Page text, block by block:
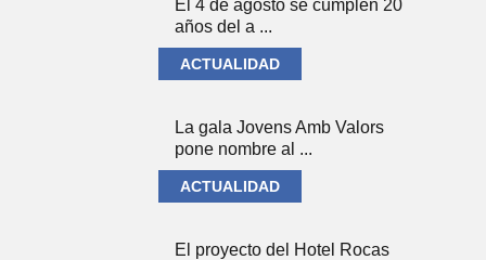
El 4 de agosto se cumplen 20
años del a ...
ACTUALIDAD
La gala Jovens Amb Valors
pone nombre al ...
ACTUALIDAD
El proyecto del Hotel Rocas